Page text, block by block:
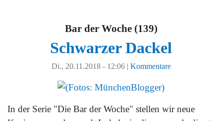
Bar der Woche (139)
Schwarzer Dackel
Di., 20.11.2018 - 12:06| Kommentare
In der Serie "Die Bar der Woche" stellen wir neue